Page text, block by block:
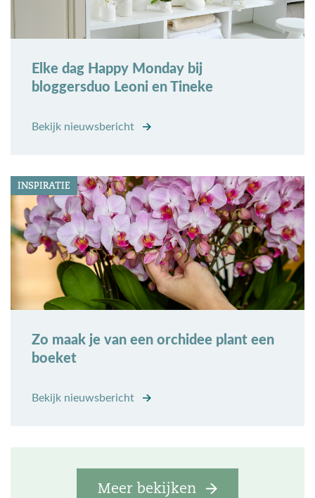
Elke dag Happy Monday bij
bloggersduo Leoni en Tineke
Bekijk nieuwsbericht
INSPIRATIE
Zo maak je van een orchidee plant een
boeket
Bekijk nieuwsbericht
Meer bekijken